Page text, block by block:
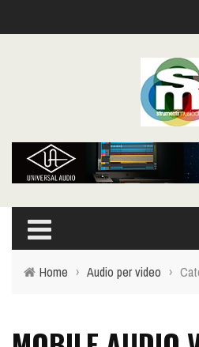
Home › Audio per video ›